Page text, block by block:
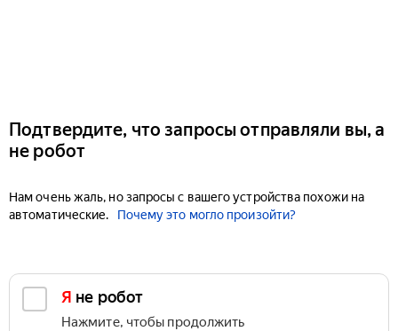
Подтвердите, что запросы отправляли вы, а
не робот
Нам очень жаль, но запросы с вашего устройства похожи на
автоматические.
Почему это могло произойти?
Я не робот
Нажмите, чтобы продолжить